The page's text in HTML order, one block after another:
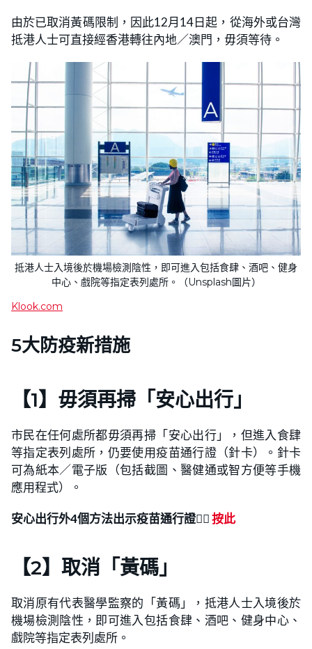
由於已取消黃碼限制，因此12月14日起，從海外或台灣
抵港人士可直接經香港轉往內地／澳門，毋須等待。
抵港人士入境後於機場檢測陰性，即可進入包括食肆、酒吧、健身
中心、戲院等指定表列處所。（Unsplash圖片）
Klook.com
5大防疫新措施
【1】毋須再掃「安心出行」
市民在任何處所都毋須再掃「安心出行」，但進入食肆
等指定表列處所，仍要使用疫苗通行證（針卡）。針卡
可為紙本／電子版（包括截圖、醫健通或智方便等手機
應用程式）。
安心出行外4個方法出示疫苗通行證👉🏻按此
【2】取消「黃碼」
取消原有代表醫學監察的「黃碼」，抵港人士入境後於
機場檢測陰性，即可進入包括食肆、酒吧、健身中心、
戲院等指定表列處所。